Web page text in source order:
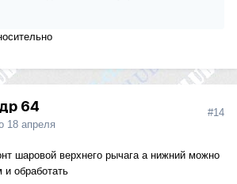
64
18 апреля
#14
шаровой верхнего рычага а нижний можно
и обработать